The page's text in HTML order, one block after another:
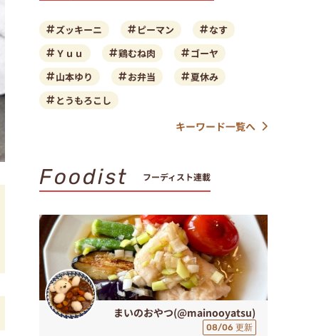
ズッキーニ ピーマン
なす
Ｙｕｕ
鶏むね肉
ゴーヤ
山本ゆり
お弁当
夏休み
とうもろこし
キーワード一覧へ
Foodist フーディスト連載
まいのおやつ(@mainooyatsu)
08/06 更新